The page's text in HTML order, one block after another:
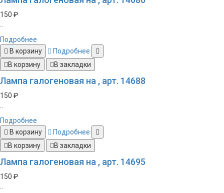
150 ₽
Подробнее
В корзину
Подробнее
В корзину
В закладки
Лампа галогеновая на , арт. 14688
150 ₽
Подробнее
В корзину
Подробнее
В корзину
В закладки
Лампа галогеновая на , арт. 14695
150 ₽